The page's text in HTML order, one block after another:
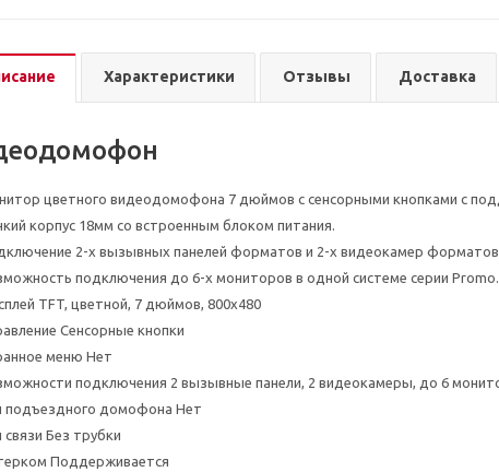
Характеристики Отзывы Доставка
цветного видеодомофона 7 дюймов с сенсорными кнопками с
корпус 18мм со встроенным блоком питания.
2-х вызывных панелей форматов и 2-х видеокамер форматов
подключения до 6-х мониторов в одной системе серии Promo.
TFT, цветной, 7 дюймов, 800x480
Сенсорные кнопки
меню Нет
подключения 2 вызывные панели, 2 видеокамеры, до 6
подъездного домофона Нет
связи Без трубки
Поддерживается